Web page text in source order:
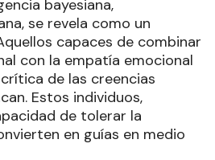
bayesiana,
se revela como un
capaces de combinar
con la empatía emocional
de las creencias
Estos individuos,
de tolerar la
en guías en medio